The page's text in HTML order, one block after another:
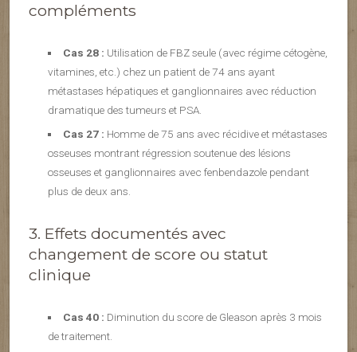
compléments
Cas 28 : Utilisation de FBZ seule (avec régime cétogène,
vitamines, etc.) chez un patient de 74 ans ayant
métastases hépatiques et ganglionnaires avec réduction
dramatique des tumeurs et PSA.
Cas 27 : Homme de 75 ans avec récidive et métastases
osseuses montrant régression soutenue des lésions
osseuses et ganglionnaires avec fenbendazole pendant
plus de deux ans.
3. Effets documentés avec
changement de score ou statut
clinique
Cas 40 : Diminution du score de Gleason après 3 mois
de traitement.